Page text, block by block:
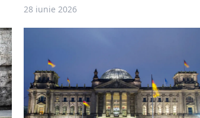
28 iunie 2026